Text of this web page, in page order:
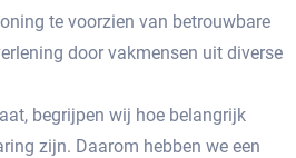
te voorzien van betrouwbare
door vakmensen uit diverse
begrijpen wij hoe belangrijk
zijn. Daarom hebben we een